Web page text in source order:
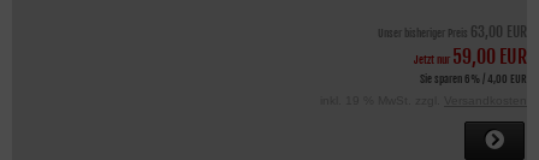
Unser bisheriger Preis 63,00 EUR
Jetzt nur 59,00 EUR
Sie sparen 6% / 4,00 EUR